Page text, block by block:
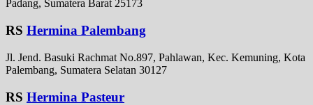
Padang, Sumatera Barat 25173
RS Hermina Palembang
Jl. Jend. Basuki Rachmat No.897, Pahlawan, Kec. Kemuning, Kota
Palembang, Sumatera Selatan 30127
RS Hermina Pasteur